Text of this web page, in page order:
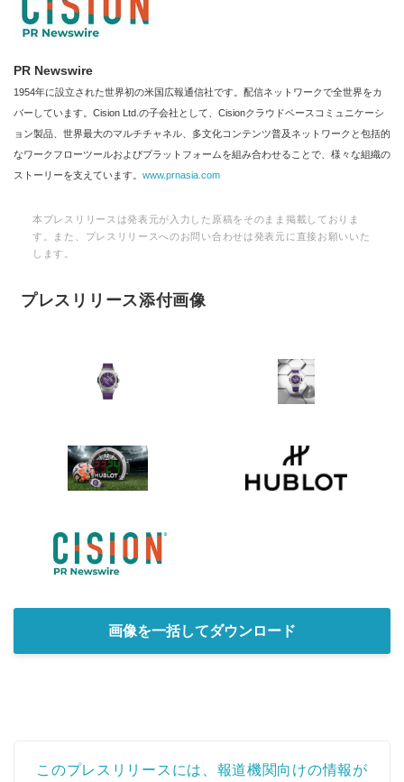
PR Newswire
1954年に設立された世界初の米国広報通信社です。配信ネットワークで全世界をカ
バーしています。Cision Ltd.の子会社として、Cisionクラウドベースコミュニケーシ
ョン製品、世界最大のマルチチャネル、多文化コンテンツ普及ネットワークと包括的
なワークフローツールおよびプラットフォームを組み合わせることで、様々な組織の
ストーリーを支えています。 www.prnasia.com
本プレスリリースは発表元が入力した原稿をそのまま掲載しておりま
す。また、プレスリリースへのお問い合わせは発表元に直接お願いいた
します。
プレスリリース添付画像
画像を一括してダウンロード
このプレスリリースには、報道機関向けの情報が